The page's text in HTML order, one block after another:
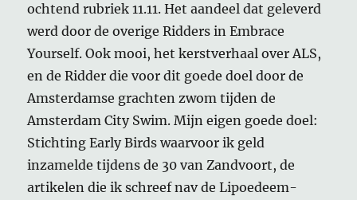
ochtend rubriek 11.11. Het aandeel dat geleverd
werd door de overige Ridders in Embrace
Yourself. Ook mooi, het kerstverhaal over ALS,
en de Ridder die voor dit goede doel door de
Amsterdamse grachten zwom tijden de
Amsterdam City Swim. Mijn eigen goede doel:
Stichting Early Birds waarvoor ik geld
inzamelde tijdens de 30 van Zandvoort, de
artikelen die ik schreef nav de Lipoedeem-